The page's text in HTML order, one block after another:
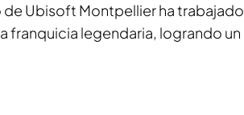
Ubisoft Montpellier ha trabajado
franquicia legendaria, logrando un